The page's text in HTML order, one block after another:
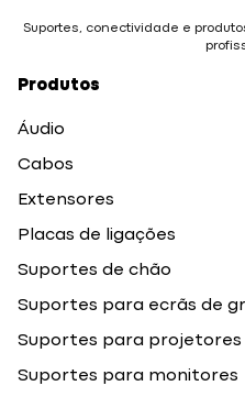
Suportes, conectividade e
Produtos
Áudio
Cabos
Extensores
Placas de ligações
Suportes de chão
Suportes para ecrãs de
Suportes para projetores
Suportes para monitores